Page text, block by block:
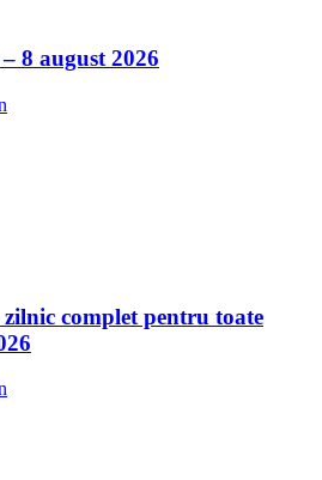
8 august 2026
complet pentru toate